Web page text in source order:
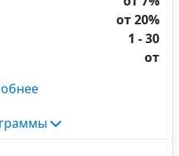
от 20%
1 - 30
от